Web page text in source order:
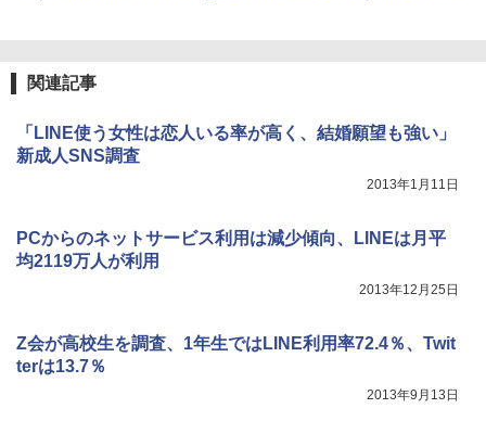
関連記事
「LINE使う女性は恋人いる率が高く、結婚願望も強い」
新成人SNS調査
2013年1月11日
PCからのネットサービス利用は減少傾向、LINEは月平
均2119万人が利用
2013年12月25日
Z会が高校生を調査、1年生ではLINE利用率72.4％、Twit
terは13.7％
2013年9月13日